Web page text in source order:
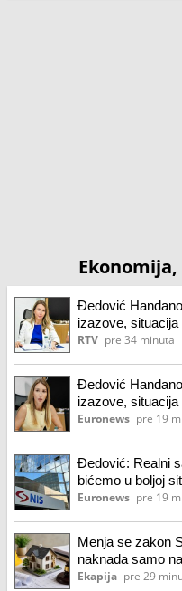
Đedović
izazove,
pitanju NIS-a
RTV pre 34 minuta
Đedović
izazove, situacija
Euronews pre 19
Đedović: Realni
bićemo u boljoj
Euronews pre 19
Menja se zakon
naknada samo
mogu u katastar i
Ekapija pre 29